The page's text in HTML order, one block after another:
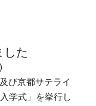
た
び京都サテライ
学式」を挙行し